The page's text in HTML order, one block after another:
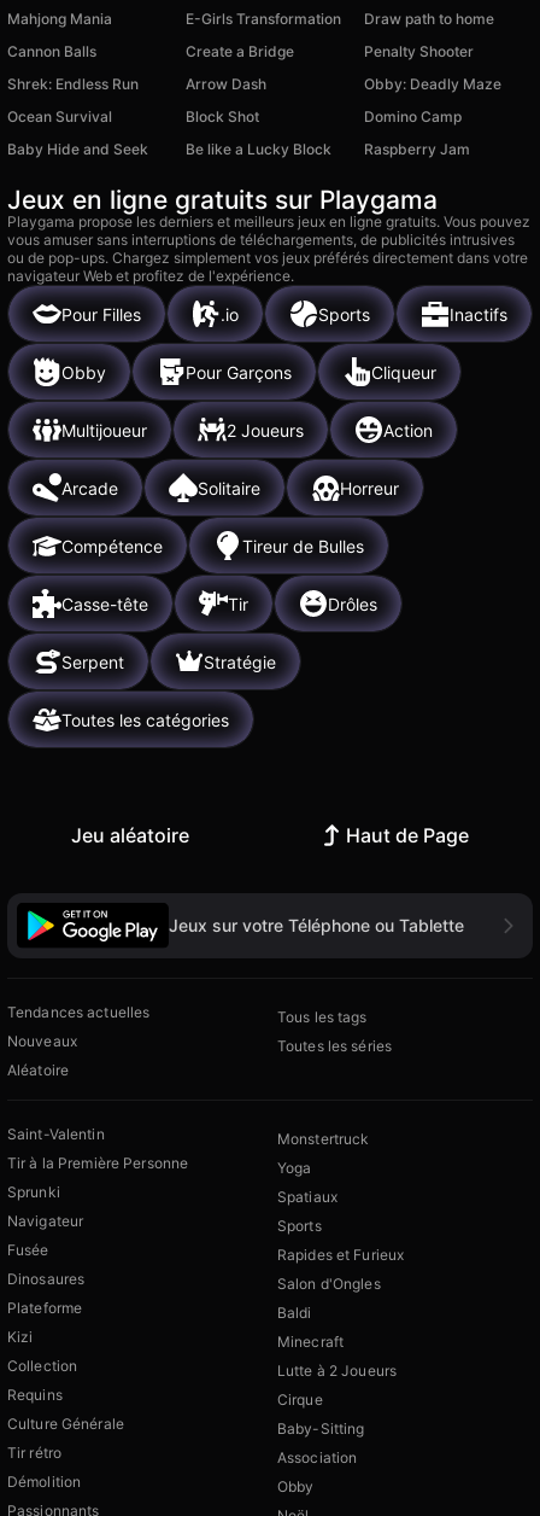
Mahjong Mania E-Girls Transformation
Draw path to home
Cannon Balls
Create a Bridge
Penalty Shooter
Shrek: Endless Run
Arrow Dash
Obby: Deadly Maze
Ocean Survival
Block Shot
Domino Camp
Baby Hide and Seek
Be like a Lucky Block Raspberry Jam
Jeux en ligne gratuits sur Playgama
Playgama propose les derniers et meilleurs jeux en ligne gratuits. Vous pouvez
vous amuser sans interruptions de téléchargements, de publicités intrusives
ou de pop-ups. Chargez simplement vos jeux préférés directement dans votre
navigateur Web et profitez de l'expérience.
Pour Filles .io Sports Inactifs
Obby Pour Garçons Cliqueur
Multijoueur 2 Joueurs Action
Arcade Solitaire Horreur
Compétence Tireur de Bulles
Casse-tête Tir Drôles
Serpent Stratégie
Toutes les catégories
Jeu aléatoire Haut de Page
Jeux sur votre Téléphone ou Tablette
Tendances actuelles
Nouveaux
Aléatoire
Tous les tags
Toutes les séries
Saint-Valentin
Tir à la Première Personne
Sprunki
Navigateur
Fusée
Dinosaures
Plateforme
Kizi
Collection
Requins
Culture Générale
Tir rétro
Démolition
Passionnants
Monstertruck
Yoga
Spatiaux
Sports
Rapides et Furieux
Salon d'Ongles
Baldi
Minecraft
Lutte à 2 Joueurs
Cirque
Baby-Sitting
Association
Obby